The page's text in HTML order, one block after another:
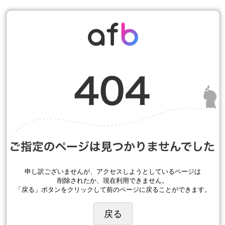
申し訳ございませんが、アクセスしようとしているページは
削除されたか、現在利用できません。
「戻る」ボタンをクリックして前のページに戻ることができます。
戻る